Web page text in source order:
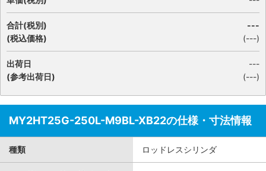
合計(税別)
(税込価格)
---
(---)
出荷日
(参考出荷日)
---
(---)
MY2HT25G-250L-M9BL-XB22の仕様・寸法情報
種類 ロッドレスシリンダ